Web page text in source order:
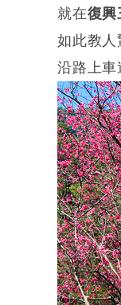
就在復興
如此教人
沿路上車